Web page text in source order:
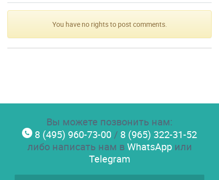
You have no rights to post comments.
Вы можете позвонить нам:
8 (495) 960-73-00 / 8 (965) 322-31-52
либо написать нам вWhatsAppили
Telegram